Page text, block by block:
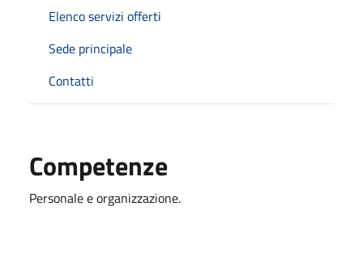
Elenco servizi offerti
Sede principale
Contatti
Competenze
Personale e organizzazione.